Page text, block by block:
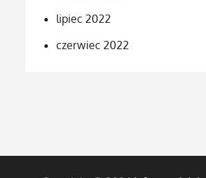
lipiec 2022
czerwiec 2022